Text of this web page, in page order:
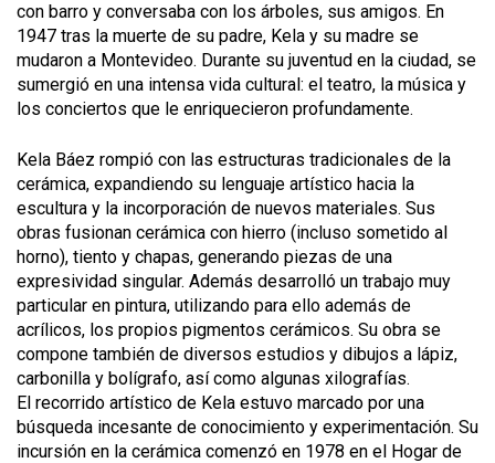
con barro y conversaba con los árboles, sus amigos. En
1947 tras la muerte de su padre, Kela y su madre se
mudaron a Montevideo. Durante su juventud en la ciudad, se
sumergió en una intensa vida cultural: el teatro, la música y
los conciertos que le enriquecieron profundamente.
Kela Báez rompió con las estructuras tradicionales de la
cerámica, expandiendo su lenguaje artístico hacia la
escultura y la incorporación de nuevos materiales. Sus
obras fusionan cerámica con hierro (incluso sometido al
horno), tiento y chapas, generando piezas de una
expresividad singular. Además desarrolló un trabajo muy
particular en pintura, utilizando para ello además de
acrílicos, los propios pigmentos cerámicos. Su obra se
compone también de diversos estudios y dibujos a lápiz,
carbonilla y bolígrafo, así como algunas xilografías.
El recorrido artístico de Kela estuvo marcado por una
búsqueda incesante de conocimiento y experimentación. Su
incursión en la cerámica comenzó en 1978 en el Hogar de